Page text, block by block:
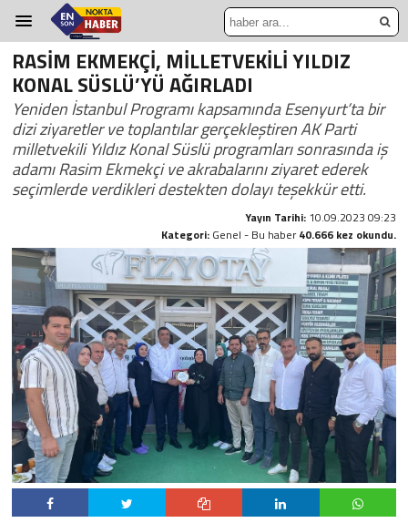
RASİM EKMEKÇİ, MİLLETVEKİLİ YILDIZ
KONAL SÜSLÜ’YÜ AĞIRLADI
Yeniden İstanbul Programı kapsamında Esenyurt’ta bir
dizi ziyaretler ve toplantılar gerçekleştiren AK Parti
milletvekili Yıldız Konal Süslü programları sonrasında iş
adamı Rasim Ekmekçi ve akrabalarını ziyaret ederek
seçimlerde verdikleri destekten dolayı teşekkür etti.
Yayın Tarihi: 10.09.2023 09:23
Kategori: Genel - Bu haber40.666 kez okundu.